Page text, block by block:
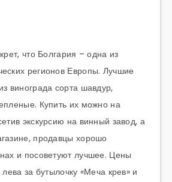
что Болгария – одна из
регионов Европы. Лучшие
винограда сорта шавдур,
Купить их можно на
экскурсию на винный завод, а
продавцы хорошо
и посоветуют лучшее. Цены
за бутылочку «Меча крев» и